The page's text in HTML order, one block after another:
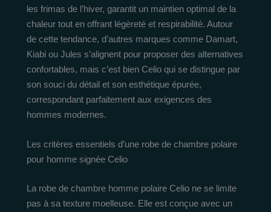
les frimas de l’hiver, garantit un maintien optimal de la
chaleur tout en offrant légèreté et respirabilité. Autour
de cette tendance, d’autres marques comme Damart,
Kiabi ou Jules s’alignent pour proposer des alternatives
confortables, mais c’est bien Celio qui se distingue par
son souci du détail et son esthétique épurée,
correspondant parfaitement aux exigences des
hommes modernes.
Les critères essentiels d’une robe de chambre polaire
pour homme signée Celio
La robe de chambre homme polaire Celio ne se limite
pas à sa texture moelleuse. Elle est conçue avec un